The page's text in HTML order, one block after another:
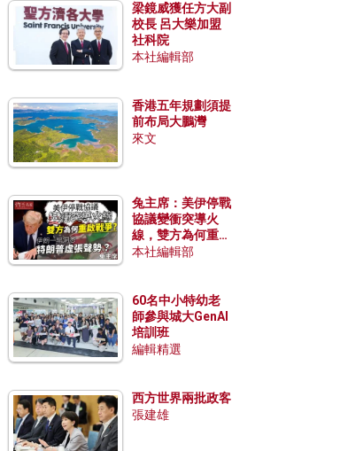
梁鏡威獲任方大副
校長 呂大樂加盟
社科院
本社編輯部
香港五年規劃須提
前布局大鵬灣
來文
兔主席：美伊停戰
協議變衝突導火
線，雙方為何重啟
戰爭？伊朗一早洞
本社編輯部
60名中小特幼老
師參與城大GenAI
培訓班
編輯精選
西方世界兩批政客
張建雄